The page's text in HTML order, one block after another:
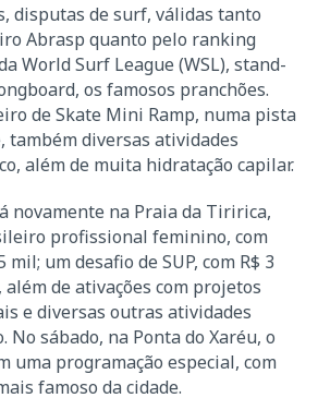
disputas de surf, válidas tanto
Abrasp quanto pelo ranking
World Surf League (WSL), stand-
os famosos pranchões.
de Skate Mini Ramp, numa pista
também diversas atividades
além de muita hidratação capilar.
novamente na Praia da Tiririca,
profissional feminino, com
mil; um desafio de SUP, com R$ 3
além de ativações com projetos
e diversas outras atividades
No sábado, na Ponta do Xaréu, o
uma programação especial, com
famoso da cidade.